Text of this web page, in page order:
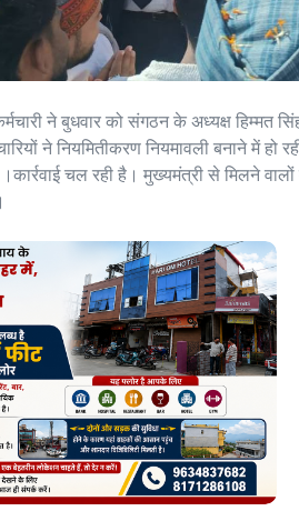
ने बुधवार को संगठन के अध्यक्ष हिम्मत
ने नियमितीकरण नियमावली बनाने में
चल रही है। मुख्यमंत्री से मिलने